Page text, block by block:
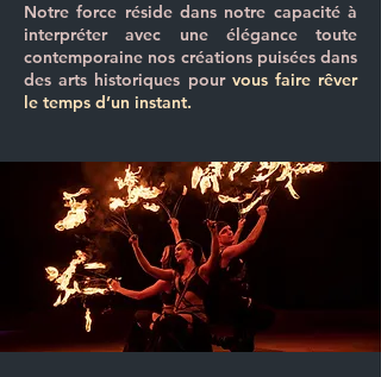
Notre force réside dans notre capacité à
interpréter avec une élégance toute
contemporaine nos créations puisées dans
des arts historiques pour vous faire rêver
le temps d’un instant.